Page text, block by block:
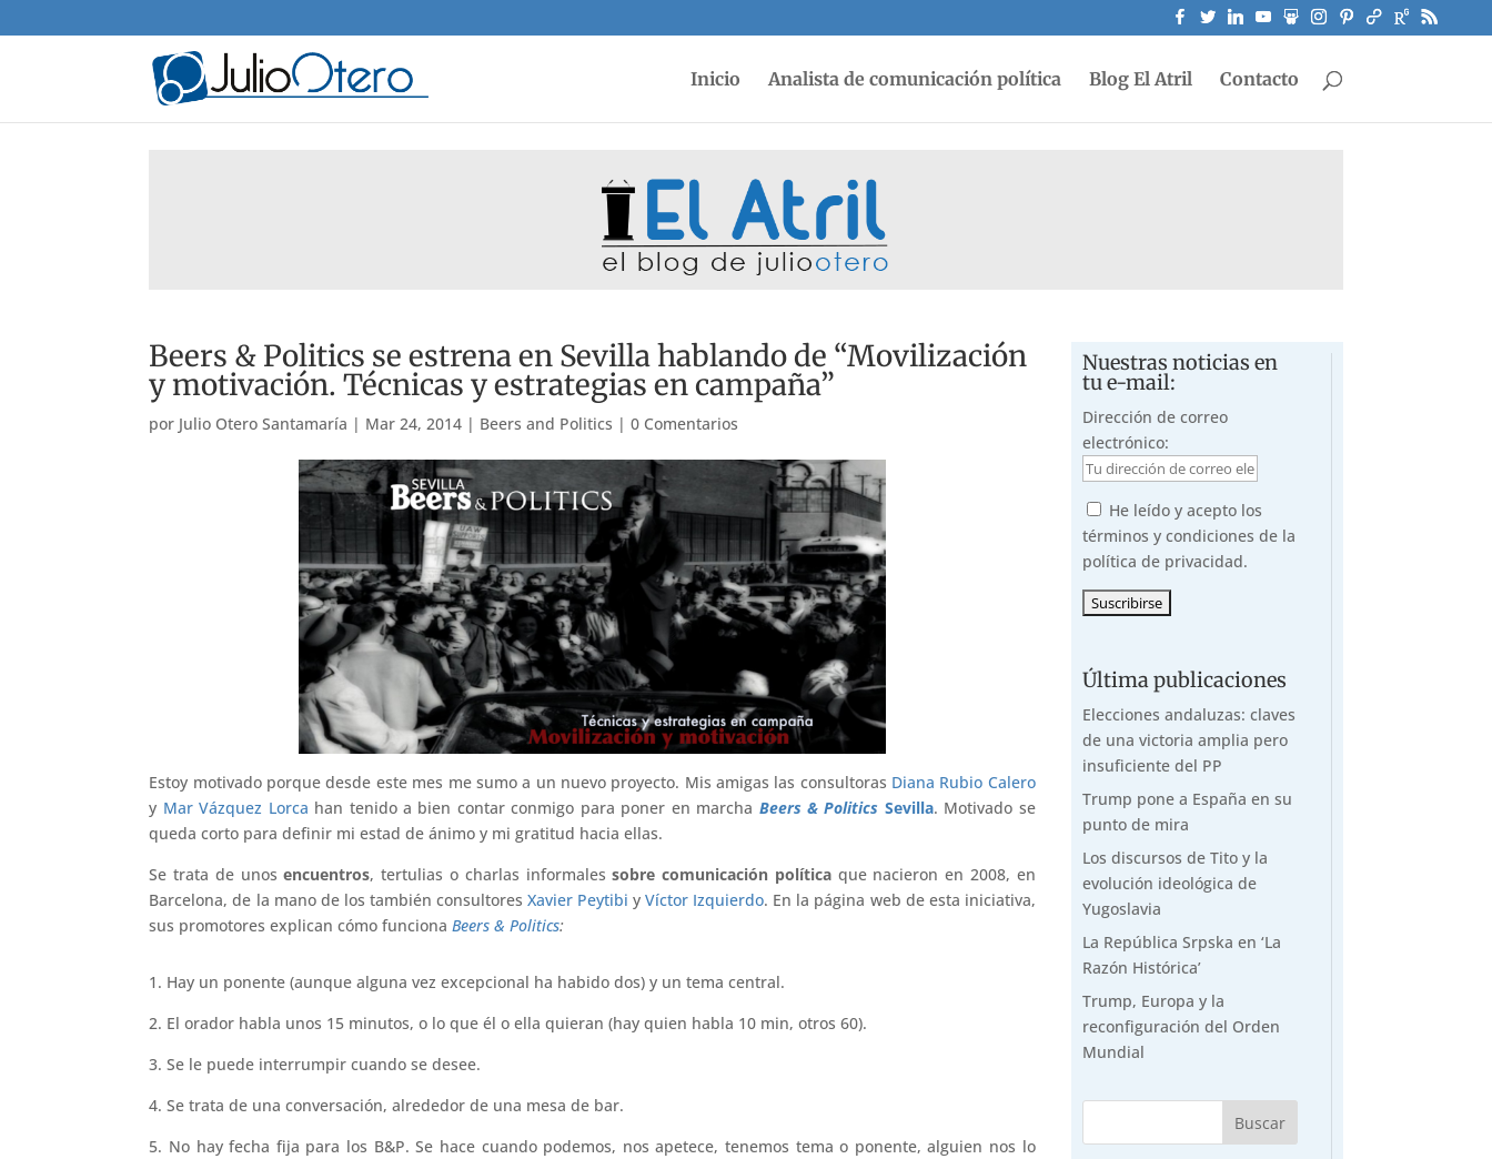
Inicio Analista de comunicación política Blog El Atril Contacto
Beers & Politics se estrena en Sevilla hablando de “Movilización
y motivación. Técnicas y estrategias en campaña”
por Julio Otero Santamaría | Mar 24, 2014 | Beers and Politics |0 Comentarios
Estoy motivado porque desde este mes me sumo a un nuevo proyecto. Mis amigas las consultoras Diana Rubio Calero
y Mar Vázquez Lorca han tenido a bien contar conmigo para poner en marcha Beers & Politics Sevilla. Motivado se
queda corto para definir mi estad de ánimo y mi gratitud hacia ellas.
Se trata de unosencuentros, tertulias o charlas informalessobre comunicación políticaque nacieron en 2008, en
Barcelona, de la mano de los también consultores Xavier Peytibi yVíctor Izquierdo. En la página web de esta iniciativa,
sus promotores explican cómo funcionaBeers & Politics:
1. Hay un ponente (aunque alguna vez excepcional ha habido dos) y un tema central.
2. El orador habla unos 15 minutos, o lo que él o ella quieran (hay quien habla 10 min, otros 60).
3. Se le puede interrumpir cuando se desee.
4. Se trata de una conversación, alrededor de una mesa de bar.
5. No hay fecha fija para los B&P. Se hace cuando podemos, nos apetece, tenemos tema o ponente, alguien nos lo
Nuestras noticias en
tu e-mail:
Dirección de correo
electrónico:
He leído y acepto los
términos y condiciones de la
política de privacidad.
Última publicaciones
Elecciones andaluzas: claves
de una victoria amplia pero
insuficiente del PP
Trump pone a España en su
punto de mira
Los discursos de Tito y la
evolución ideológica de
Yugoslavia
La República Srpska en ‘La
Razón Histórica’
Trump, Europa y la
reconfiguración del Orden
Mundial